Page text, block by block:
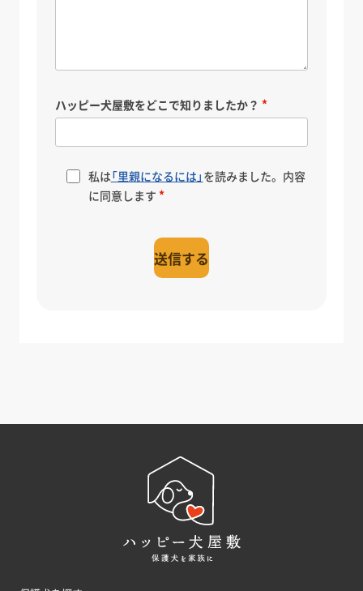
ハッピー犬屋敷をどこで知りましたか？
私は「里親になるには」 を読みました。内容
に同意します